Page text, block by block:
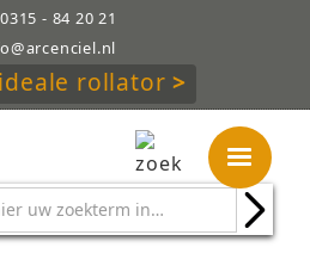
0315 - 84 20 21
rollator>